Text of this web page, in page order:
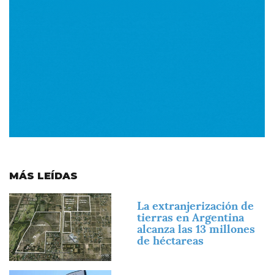
MÁS LEÍDAS
Imagen
La extranjerización de
tierras en Argentina
alcanza las 13 millones
de héctareas